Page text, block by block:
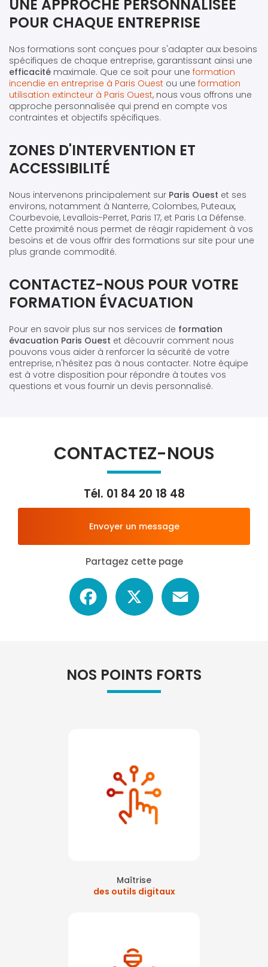
UNE APPROCHE PERSONNALISÉE
POUR CHAQUE ENTREPRISE
Nos formations sont conçues pour s'adapter aux besoins
spécifiques de chaque entreprise, garantissant ainsi une
efficacité maximale. Que ce soit pour une formation
incendie en entreprise à Paris Ouest ou une formation
utilisation extincteur à Paris Ouest, nous vous offrons une
approche personnalisée qui prend en compte vos
contraintes et objectifs spécifiques.
ZONES D'INTERVENTION ET
ACCESSIBILITÉ
Nous intervenons principalement sur Paris Ouest et ses
environs, notamment à Nanterre, Colombes, Puteaux,
Courbevoie, Levallois-Perret, Paris 17, et Paris La Défense.
Cette proximité nous permet de réagir rapidement à vos
besoins et de vous offrir des formations sur site pour une
plus grande commodité.
CONTACTEZ-NOUS POUR VOTRE
FORMATION ÉVACUATION
Pour en savoir plus sur nos services de formation
évacuation Paris Ouest et découvrir comment nous
pouvons vous aider à renforcer la sécurité de votre
entreprise, n'hésitez pas à nous contacter. Notre équipe
est à votre disposition pour répondre à toutes vos
questions et vous fournir un devis personnalisé.
CONTACTEZ-NOUS
Tél. 01 84 20 18 48
Envoyer un message
Partagez cette page
Facebook
NOS POINTS FORTS
Maîtrise
des outils digitaux